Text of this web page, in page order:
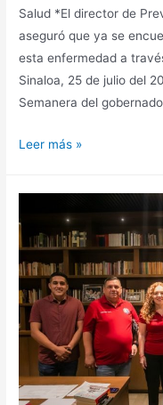
Salud *El director de
aseguró que ya se
esta enfermedad a
Sinaloa, 25 de julio del
Semanera del
Leer más »